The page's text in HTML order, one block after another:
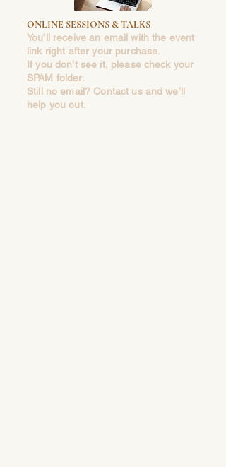
ONLINE SESSIONS & TALKS
You’ll receive an email with the event
link right after your purchase.
If you don’t see it, please check your
SPAM folder.
Still no email? Contact us and we’ll
help you out.